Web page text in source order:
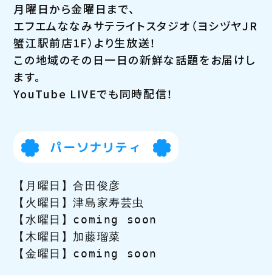
月曜日から金曜日まで、
エフエムななみサテライトスタジオ（ヨシヅヤJR
蟹江駅前店1F）より生放送！
この地域のその日一日の新鮮な話題をお届けし
ます。
YouTube LIVEでも同時配信！
パーソナリティ
【月曜日】合田俊彦
【火曜日】津島家寿芸虫
【水曜日】coming soon
【木曜日】加藤瑠菜
【金曜日】coming soon